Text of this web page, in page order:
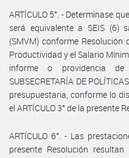
ARTÍCULO 5°. - Determinase
será equivalente a SEIS (6)
(SMVM) conforme Resolución
Productividad y el Salario
informe o providencia
SUBSECRETARÍA DE
presupuestaria, conforme lo
el ARTÍCULO 3° de la presente
ARTÍCULO 6°. - Las
presente Resolución